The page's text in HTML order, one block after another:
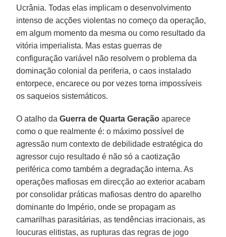
Ucrânia. Todas elas implicam o desenvolvimento
intenso de acções violentas no começo da operação,
em algum momento da mesma ou como resultado da
vitória imperialista. Mas estas guerras de
configuração variável não resolvem o problema da
dominação colonial da periferia, o caos instalado
entorpece, encarece ou por vezes torna impossíveis
os saqueios sistemáticos.
O atalho daGuerra de Quarta Geração aparece
como o que realmente é: o máximo possível de
agressão num contexto de debilidade estratégica do
agressor cujo resultado é não só a caotização
periférica como também a degradação interna. As
operações mafiosas em direcção ao exterior acabam
por consolidar práticas mafiosas dentro do aparelho
dominante do Império, onde se propagam as
camarilhas parasitárias, as tendências irracionais, as
loucuras elitistas, as rupturas das regras de jogo